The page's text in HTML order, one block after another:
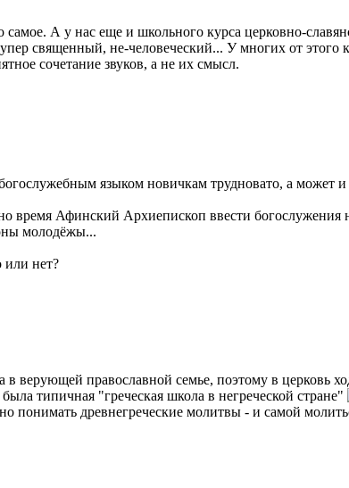
А у нас еще и школьного курса церковно-
священный, не-человеческий... У многих от этого
сочетание звуков, а не их смысл.
языком новичкам трудновато, а может и
время Афинский Архиепископ ввести
молодёжы...
или нет?
в верующей православной семье, поэтому в церковь
типичная "греческая школа в негреческой стране"
понимать древнегреческие молитвы - и самой